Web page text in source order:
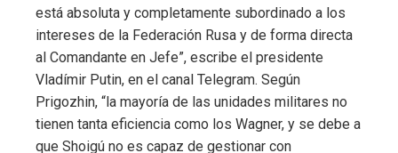
está absoluta y completamente subordinado a los
intereses de la Federación Rusa y de forma directa
al Comandante en Jefe”, escribe el presidente
Vladímir Putin, en el canal Telegram. Según
Prigozhin, “la mayoría de las unidades militares no
tienen tanta eficiencia como los Wagner, y se debe a
que Shoigú no es capaz de gestionar con